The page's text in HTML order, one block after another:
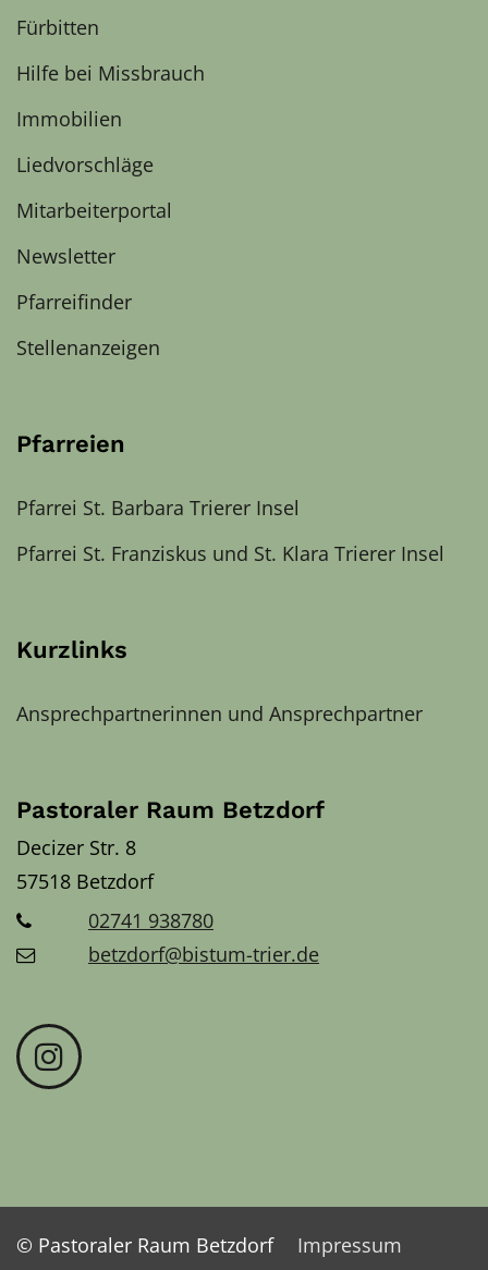
Fürbitten
Hilfe bei Missbrauch
Immobilien
Liedvorschläge
Mitarbeiterportal
Newsletter
Pfarreifinder
Stellenanzeigen
Pfarreien
Pfarrei St. Barbara Trierer Insel
Pfarrei St. Franziskus und St. Klara Trierer Insel
Kurzlinks
Ansprechpartnerinnen und Ansprechpartner
Pastoraler Raum Betzdorf
Decizer Str. 8
57518 Betzdorf
02741 938780
betzdorf@bistum-trier.de
© Pastoraler Raum Betzdorf
Impressum